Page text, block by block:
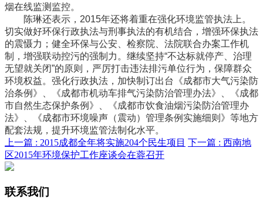
烟在线监测监控。
陈琳还表示，2015年还将着重在强化环境监管执法上。
切实做好环保行政执法与刑事执法的有机结合，增强环保执法
的震慑力；健全环保与公安、检察院、法院联合办案工作机
制，增强联动控污的强制力。继续坚持“不达标就停产、治理
无望就关闭”的原则，严厉打击违法排污单位行为，保障群众
环境权益。强化行政执法，加快制订出台《成都市大气污染防
治条例》、《成都市机动车排气污染防治管理办法》、《成都
市自然生态保护条例》、《成都市饮食油烟污染防治管理办
法》、《成都市环境噪声（震动）管理条例实施细则》等地方
配套法规，提升环境监管法制化水平。
上一篇 : 2015成都全年将实施204个民生项目 下一篇 : 西南地
区2015年环境保护工作座谈会在蓉召开
联系我们